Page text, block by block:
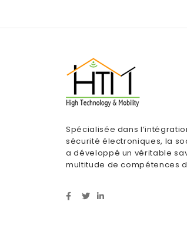
Spécialisée dans
sécurité électroniques, la
a développé un véritable
multitude de compétences